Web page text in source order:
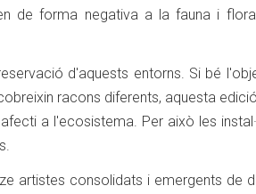
de forma negativa a la fauna i
d'aquests entorns. Si bé
racons diferents, aquesta
a l'ecosistema. Per això les
artistes consolidats i emergents de